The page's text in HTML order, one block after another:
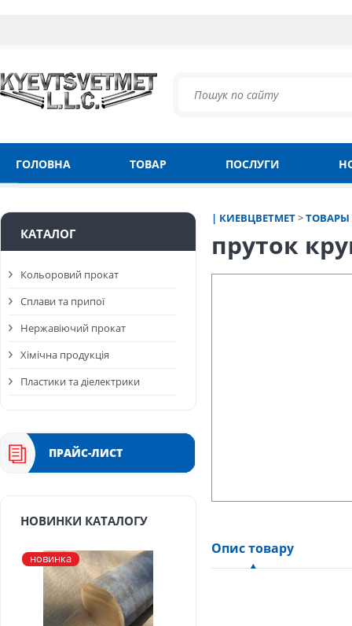
ГОЛОВНА ТОВАР ПОСЛУГИ
| КИЕВЦВЕТМЕТ>ТОВАРЫ
пруток
Опис товару
КАТАЛОГ
Кольоровий прокат
Сплави та припої
Нержавіючий прокат
Хімічна продукція
Пластики та діелектрики
ПРАЙС-ЛИСТ
НОВИНКИ КАТАЛОГУ
новинка